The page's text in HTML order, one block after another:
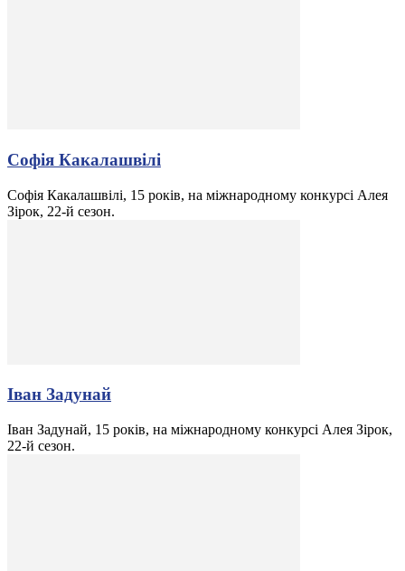
Софія Какалашвілі
Софія Какалашвілі, 15 років, на міжнародному конкурсі Алея
Зірок, 22-й сезон.
Іван Задунай
Іван Задунай, 15 років, на міжнародному конкурсі Алея Зірок,
22-й сезон.